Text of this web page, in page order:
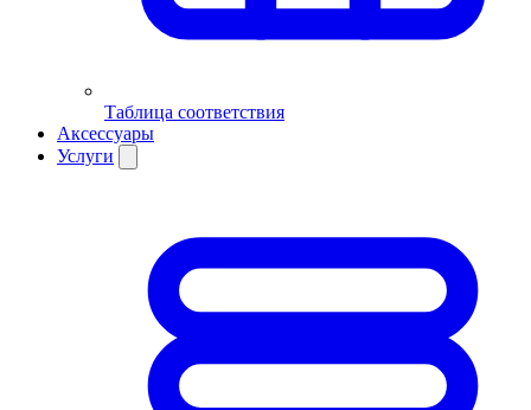
Таблица соответствия
Аксессуары
Услуги